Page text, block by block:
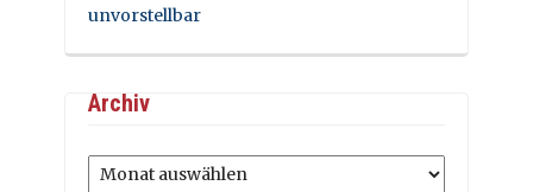
unvorstellbar
Archiv
Archiv